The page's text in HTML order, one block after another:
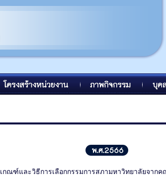
กณฑ์และวิธีการเลือกกรรมการสภามหาวิทยาลัยจาก